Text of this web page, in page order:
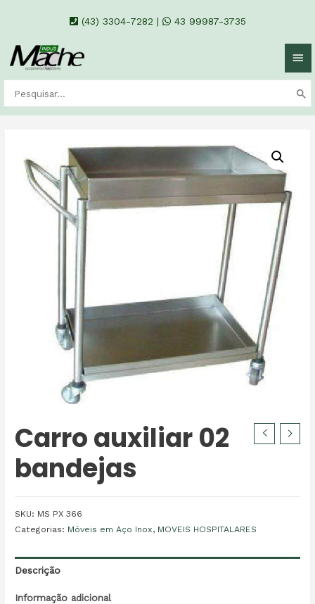
(43) 3304-7282 | 43 99987-3735
Carro auxiliar 02
bandejas
SKU: MS PX 366
Categorias: Móveis em Aço Inox, MOVEIS HOSPITALARES
Descrição
Informação adicional